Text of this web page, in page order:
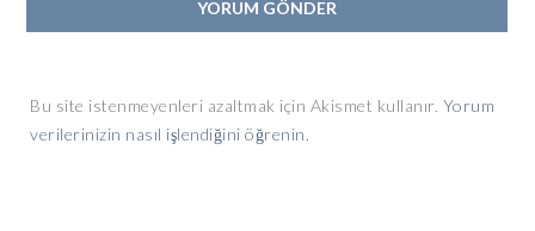
Bu site istenmeyenleri azaltmak için Akismet kullanır. Yorum
verilerinizin nasıl işlendiğini öğrenin.